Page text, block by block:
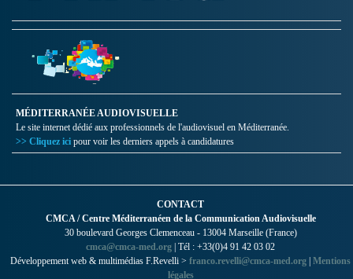
MÉDITERRANÉE AUDIOVISUELLE
Le site internet dédié aux professionnels de l'audiovisuel en Méditerranée.
>> Cliquez ici pour voir les derniers appels à candidatures
CONTACT
CMCA / Centre Méditerranéen de la Communication Audiovisuelle
30 boulevard Georges Clemenceau - 13004 Marseille (France)
cmca@cmca-med.org | Tél : +33(0)4 91 42 03 02
Développement web & multimédias F.Revelli > franco.revelli@cmca-med.org | Mentions
légales